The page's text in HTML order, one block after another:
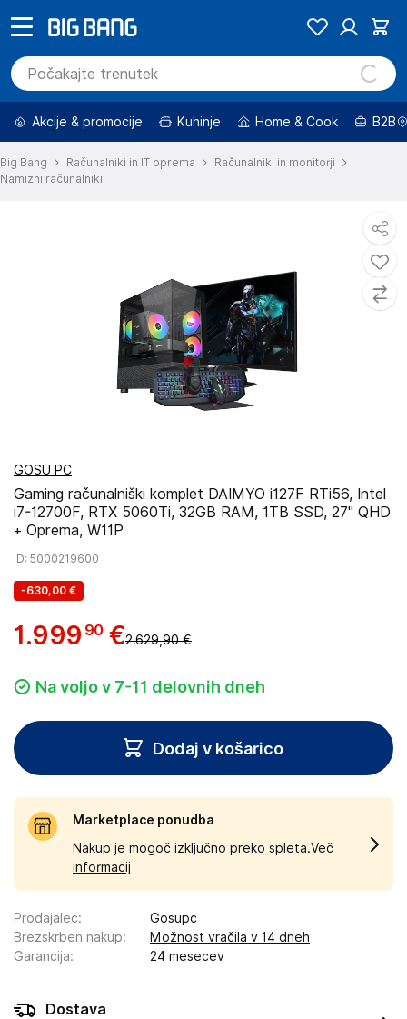
Akcije & promocije Kuhinje Home & Cook B2B
Big Bang Računalniki in IT oprema
Računalniki in monitorji
Namizni računalniki
GOSU PC
Gaming računalniški komplet DAIMYO i127F RTi56, Intel
i7-12700F, RTX 5060Ti, 32GB RAM, 1TB SSD, 27" QHD
+ Oprema, W11P
ID: 5000219600
-630,00 €
1.999 90 €2.629,90 €
Na voljo v 7-11 delovnih dneh
Dodaj v košarico
Marketplace ponudba
Nakup je mogoč izključno preko spleta.Več
informacij
Prodajalec:
Gosupc
Brezskrben nakup:
Možnost vračila v 14 dneh
Garancija: 24 mesecev
Dostava